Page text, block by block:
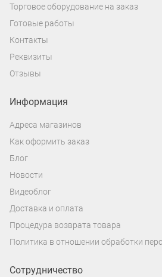
Торговое оборудование на заказ
Готовые работы
Контакты
Реквизиты
Отзывы
Информация
Адреса магазинов
Как оформить заказ
Блог
Новости
Видеоблог
Доставка и оплата
Процедура возврата товара
Политика в отношении обработки
Сотрудничество